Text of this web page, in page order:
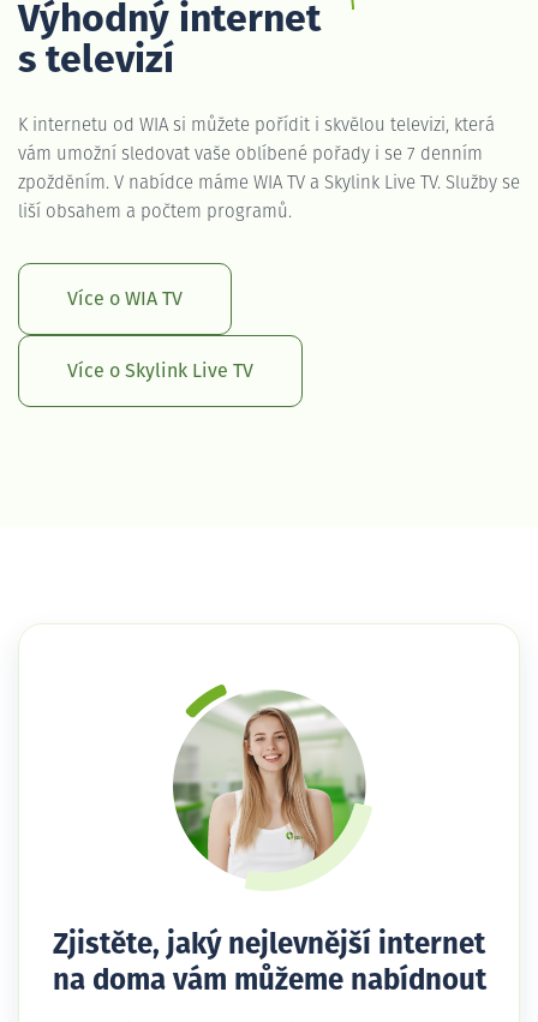
Výhodný internet
s televizí
K internetu od WIA si můžete pořídit i skvělou televizi, která
vám umožní sledovat vaše oblíbené pořady i se 7 denním
zpožděním. V nabídce máme WIA TV a Skylink Live TV. Služby se
liší obsahem a počtem programů.
Více o WIA TV
Více o Skylink Live TV
Zjistěte, jaký nejlevnější internet
na doma vám můžeme nabídnout